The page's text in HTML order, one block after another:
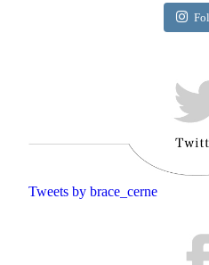
Tweets by brace_cerne